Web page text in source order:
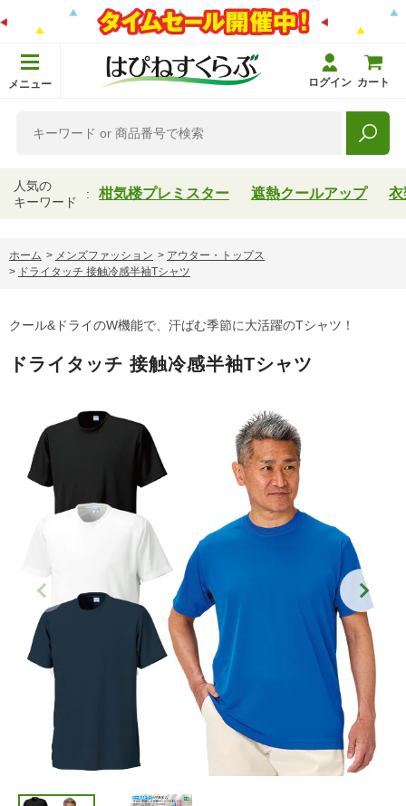
メニュー ログイン カート
人気の
キーワード
柑気楼プレミスター 遮熱クールアップ 衣
ホーム > メンズファッション > アウター・トップス
> ドライタッチ 接触冷感半袖Tシャツ
クール&ドライのW機能で、汗ばむ季節に大活躍のTシャツ！
ドライタッチ 接触冷感半袖Tシャツ